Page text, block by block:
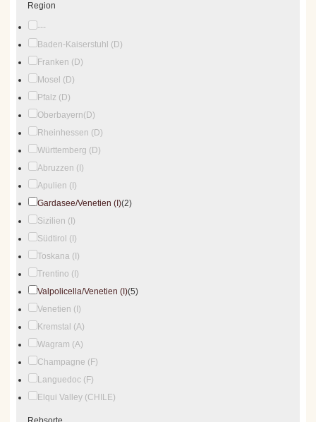
Region
---
Baden-Kaiserstuhl (D)
Franken (D)
Mosel (D)
Pfalz (D)
Oberbayern(D)
Rheinhessen (D)
Württemberg (D)
Abruzzen (I)
Apulien (I)
Gardasee/Venetien (I)(2)
Sizilien (I)
Südtirol (I)
Toskana (I)
Trentino (I)
Valpolicella/Venetien (I)(5)
Venetien (I)
Kremstal (A)
Wagram (A)
Champagne (F)
Languedoc (F)
Elqui Valley (CHILE)